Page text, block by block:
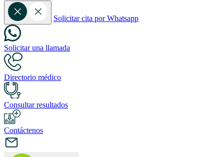
Solicitar cita por Whatsapp
Solicitar una llamada
Directorio médico
Consultar resultados
Contáctenos